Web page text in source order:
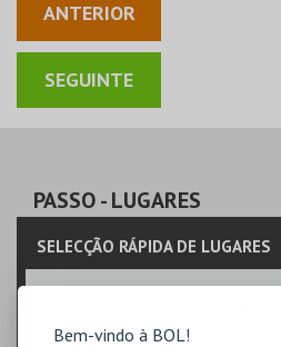
Bem-vindo à BOL!
ANTERIOR
PASSO- LUGARES
SELECÇÃO RÁPIDA DE LUGARES
Na planta, selecione o lugar.